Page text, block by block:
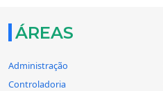
ÁREAS
Administração
Controladoria